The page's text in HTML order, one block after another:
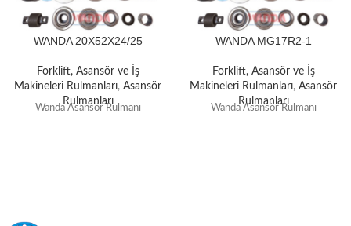
WANDA 20X52X24/25
Forklift, Asansör ve İş
Makineleri Rulmanları, Asansör
Rulmanları
Wanda Asansör Rulmanı
WANDA MG17R2-1
Forklift, Asansör ve İş
Makineleri Rulmanları, Asansör
Rulmanları
Wanda Asansör Rulmanı